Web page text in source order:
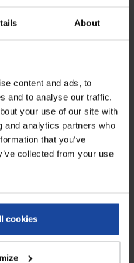
About
content and ads, to
and to analyse our traffic.
your use of our site with
and analytics partners who
that you’ve
collected from your use
cookies
Service client
Du lundi au jeudi : 8h-12h et
13h30-17h15
recevez toutes les offres &